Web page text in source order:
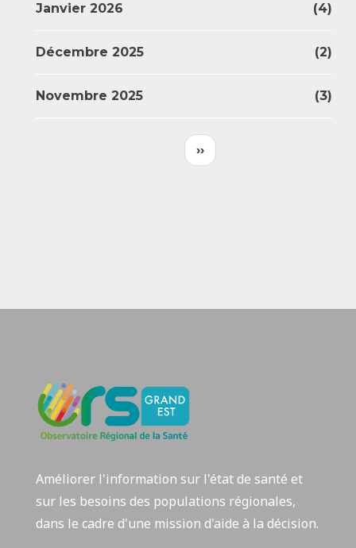
Janvier 2026 (4)
Décembre 2025 (2)
Novembre 2025 (3)
Page
››
Améliorer l'information sur l'état de santé et
sur les besoins des populations régionales,
dans le cadre d'une mission d'aide à la décision.